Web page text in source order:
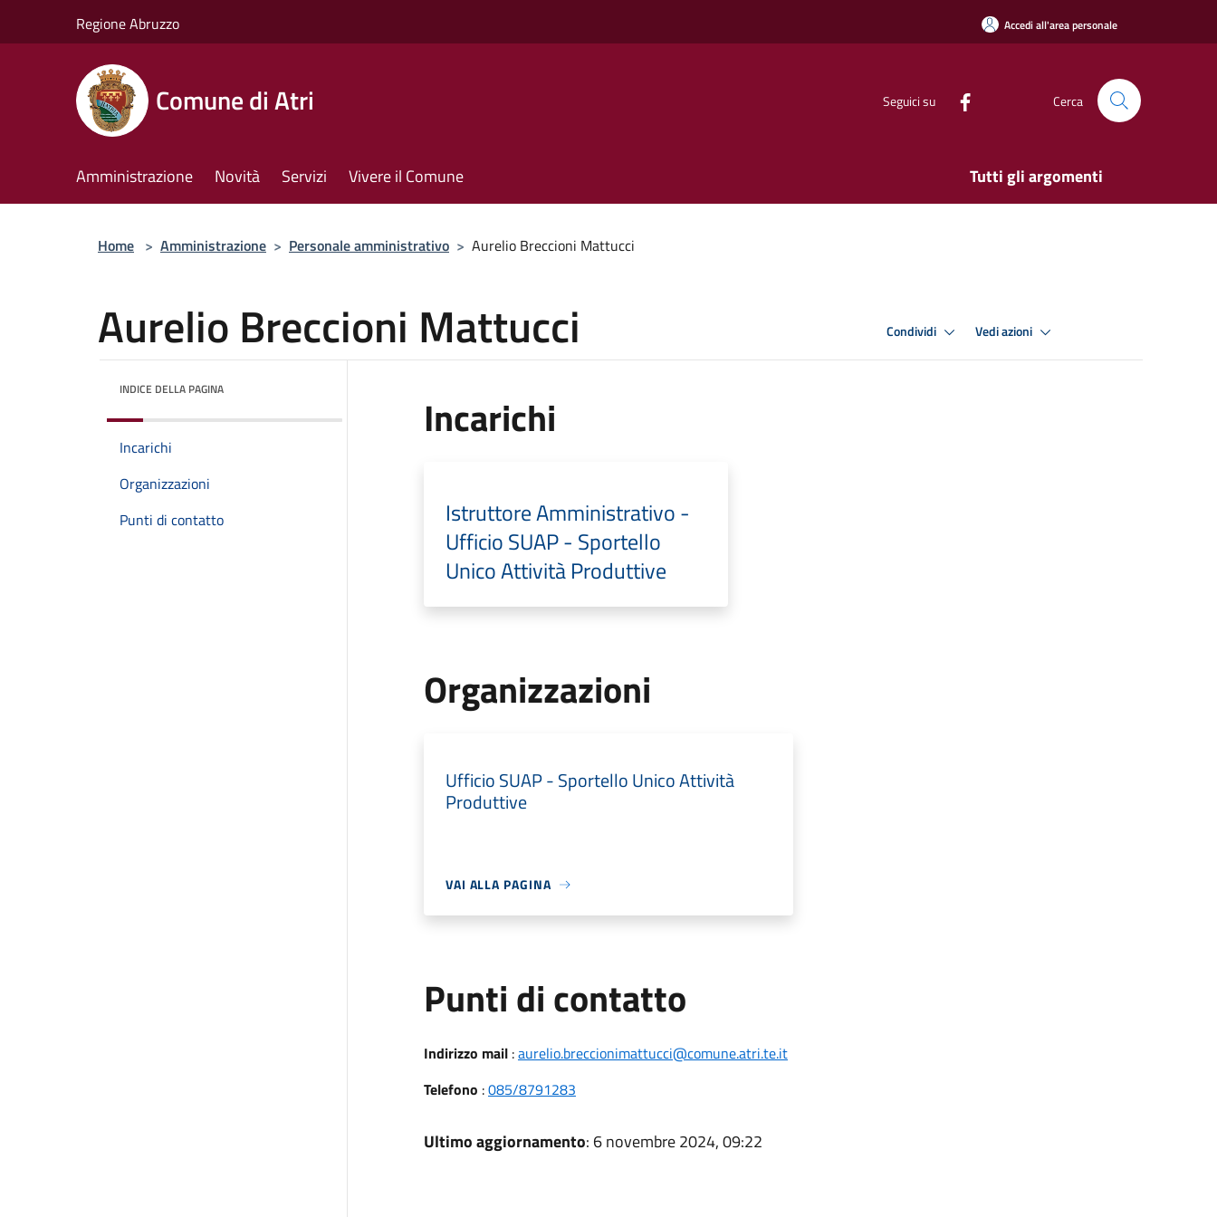
Regione Abruzzo Accedi all'area personale
Comune di Atri Seguici su Cerca
Amministrazione Novità Servizi Vivere il Comune Tutti gli argomenti
Home > Amministrazione > Personale amministrativo > Aurelio Breccioni Mattucci
Aurelio Breccioni Mattucci Condividi Vedi azioni
INDICE DELLA PAGINA
Incarichi
Organizzazioni
Punti di contatto
Incarichi
Istruttore Amministrativo -
Ufficio SUAP - Sportello
Unico Attività Produttive
Organizzazioni
Ufficio SUAP - Sportello Unico Attività
Produttive
VAI ALLA PAGINA
Punti di contatto
Indirizzo mail:aurelio.breccionimattucci@comune.atri.te.it
Telefono :085/8791283
Ultimo aggiornamento: 6 novembre 2024, 09:22